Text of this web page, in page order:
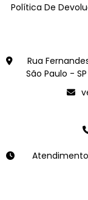
Política De
Rua
São Paulo -